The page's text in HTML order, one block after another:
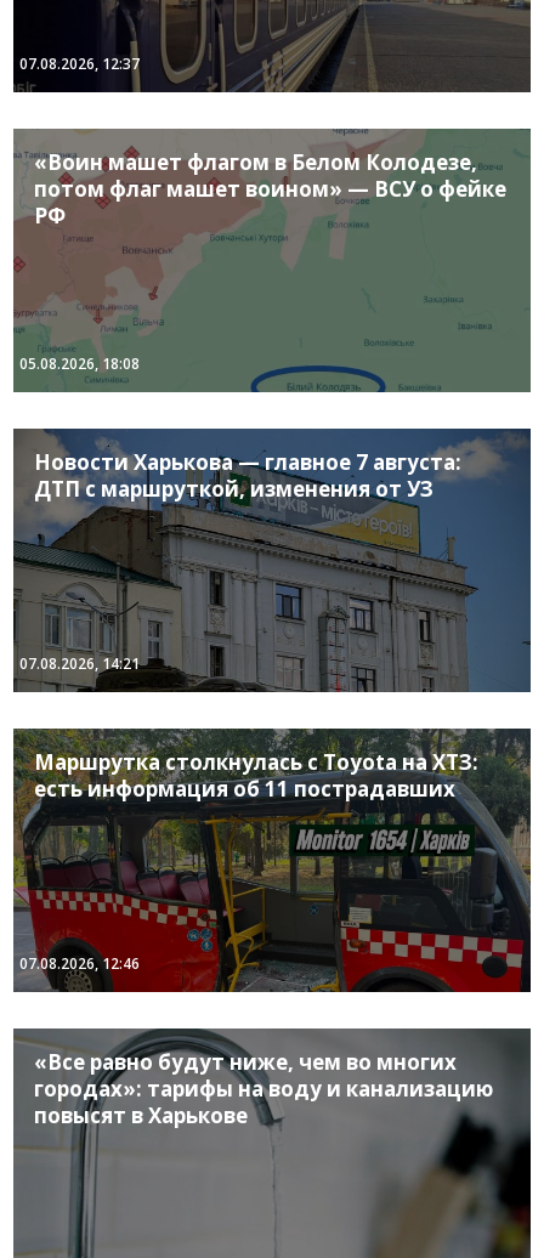
07.08.2026, 12:37
«Воин машет флагом в Белом Колодезе,
потом флаг машет воином» — ВСУ о фейке
РФ
05.08.2026, 18:08
Новости Харькова — главное 7 августа:
ДТП с маршруткой, изменения от УЗ
07.08.2026, 14:21
Маршрутка столкнулась с Toyota на ХТЗ:
есть информация об 11 пострадавших
07.08.2026, 12:46
«Все равно будут ниже, чем во многих
городах»: тарифы на воду и канализацию
повысят в Харькове